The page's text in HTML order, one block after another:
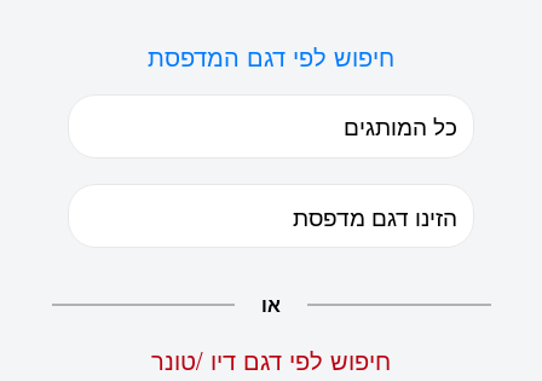
חיפוש לפי דגם המדפסת
או
חיפוש לפי דגם דיו /טונר